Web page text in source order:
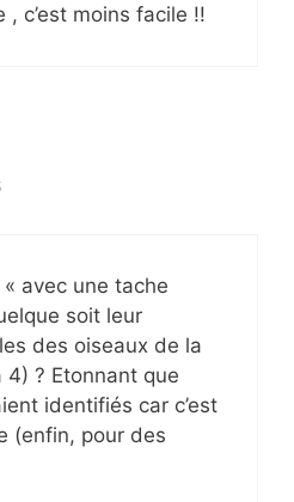
, c’est moins facile !!
avec une tache
soit leur
des oiseaux de la
? Etonnant que
identifiés car c’est
(enfin, pour des